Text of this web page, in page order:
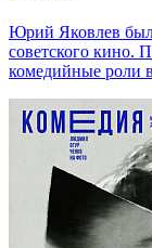
Юрий Яковлев был
советского кино.
комедийные роли